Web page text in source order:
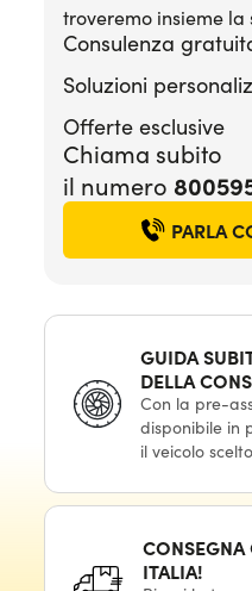
troveremo insieme
Consulenza
Soluzioni
Offerte esclusive
Chiama subito
il numero
PARLA
GUIDA
DELLA
Con la pre-
disponibile in
il veicolo
CONSEGNA
ITALIA!